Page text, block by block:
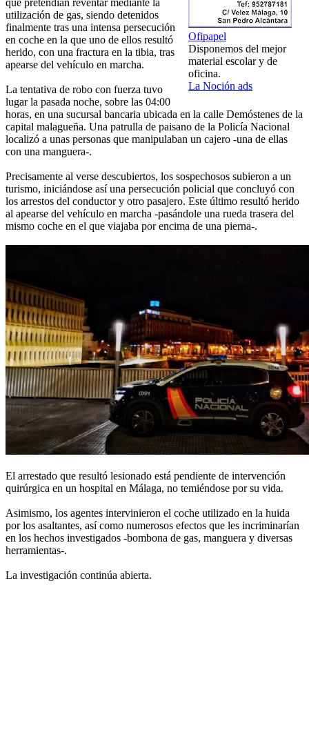
Ofipapel
Disponemos del mejor
material escolar y de
oficina.
La Noción ads
que pretendían reventar mediante la
utilización de gas, siendo detenidos
finalmente tras una intensa persecución
en coche en la que uno de ellos resultó
herido, con una fractura en la tibia, tras
apearse del vehículo en marcha.
La tentativa de robo con fuerza tuvo
lugar la pasada noche, sobre las 04:00
horas, en una sucursal bancaria ubicada en la calle Demóstenes de la
capital malagueña. Una patrulla de paisano de la Policía Nacional
localizó a unas personas que manipulaban un cajero -una de ellas
con una manguera-.
Precisamente al verse descubiertos, los sospechosos subieron a un
turismo, iniciándose así una persecución policial que concluyó con
los arrestos del conductor y otro pasajero. Este último resultó herido
al apearse del vehículo en marcha -pasándole una rueda trasera del
mismo coche en el que viajaba por encima de una pierna-.
El arrestado que resultó lesionado está pendiente de intervención
quirúrgica en un hospital en Málaga, no temiéndose por su vida.
Asimismo, los agentes intervinieron el coche utilizado en la huida
por los asaltantes, así como numerosos efectos que les incriminarían
en los hechos investigados -bombona de gas, manguera y diversas
herramientas-.
La investigación continúa abierta.